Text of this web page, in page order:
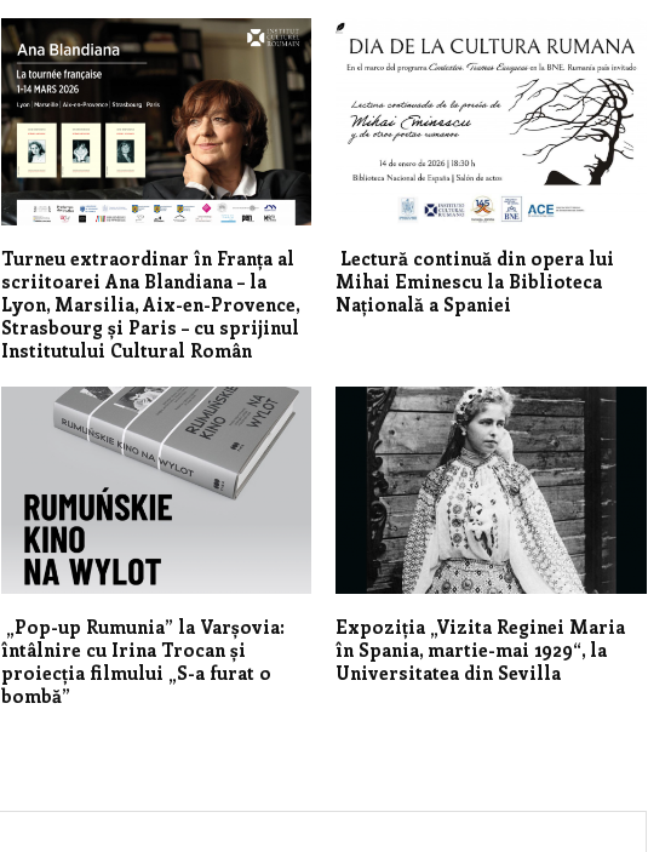
Turneu extraordinar în Franța al
scriitoarei Ana Blandiana – la
Lyon, Marsilia, Aix-en-Provence,
Strasbourg și Paris – cu sprijinul
Institutului Cultural Român
Lectură continuă din opera lui
Mihai Eminescu la Biblioteca
Națională a Spaniei
„Pop-up Rumunia” la Varșovia:
întâlnire cu Irina Trocan și
proiecția filmului „S-a furat o
bombă”
Expoziția „Vizita Reginei Maria
în Spania, martie-mai 1929“, la
Universitatea din Sevilla